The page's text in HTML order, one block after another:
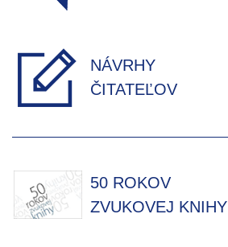
NÁVRHY
ČITATEĽOV
50 ROKOV
ZVUKOVEJ KNIHY